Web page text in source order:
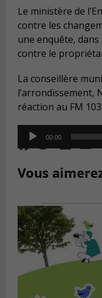
Le ministère de
contre les
une enquête,
contre le
La conseillère
l’arrondissement,
réaction au FM
Audio
Player
00:00
Vous